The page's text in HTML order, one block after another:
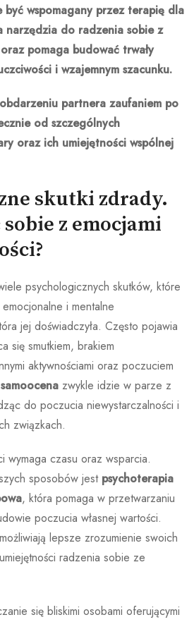
być wspomagany przez terapię dla
narzędzia do radzenia sobie z
pomaga budować trwały
i wzajemnym szacunku.
partnera zaufaniem po
od szczególnych
oraz ich umiejętności wspólnej
skutki zdrady.
z emocjami
psychologicznych skutków, które
i mentalne
jej doświadczyła. Często pojawia
się smutkiem, brakiem
aktywnościami oraz poczuciem
zwykle idzie w parze z
do poczucia niewystarczalności i
związkach.
wymaga czasu oraz wsparcia.
sposobów jest psychoterapia
, która pomaga w przetwarzaniu
poczucia własnej wartości.
lepsze zrozumienie swoich
radzenia sobie ze
się bliskimi osobami oferującymi